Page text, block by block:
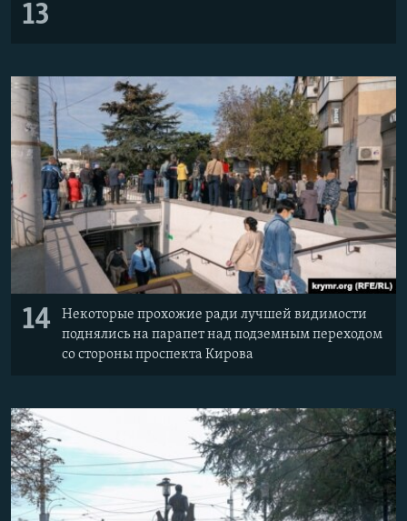
13
14
Некоторые прохожие ради лучшей видимости
поднялись на парапет над подземным переходом
со стороны проспекта Кирова